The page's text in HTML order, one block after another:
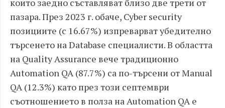
пазара. През 2023 г. обаче, Cyber security
позициите (с 16.67%) изпреварват убедително
търсенето на Database специалисти. В областта
на Quality Assurance вече традиционно
Automation QA (87.7%) са по-търсени от Manual
QA (12.3%) като през този септември
съотношението в полза на Automation QA е